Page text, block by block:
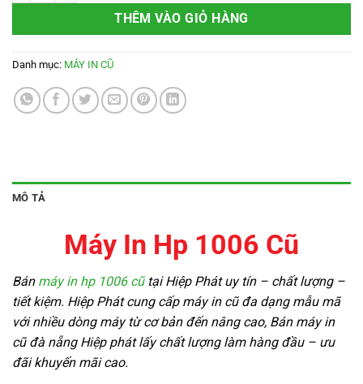
THÊM VÀO GIỎ HÀNG
Danh mục: MÁY IN CŨ
MÔ TẢ
Máy In Hp 1006 Cũ
Bánmáy in hp 1006 cũ tại Hiệp Phát uy tín – chất lượng –
tiết kiệm. Hiệp Phát cung cấp máy in cũ đa dạng mẫu mã
với nhiều dòng máy từ cơ bản đến nâng cao, Bán máy in
cũ đà nẵng Hiệp phát lấy chất lượng làm hàng đầu – ưu
đãi khuyến mãi cao.